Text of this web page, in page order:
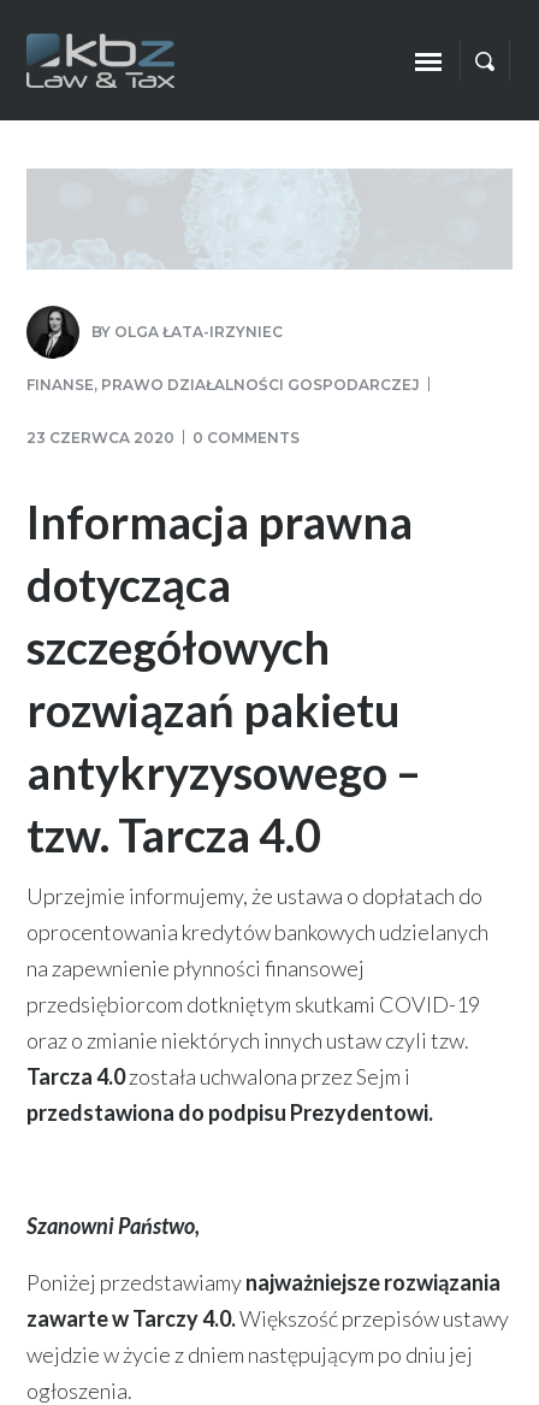
BY OLGA ŁATA-IRZYNIEC
FINANSE, PRAWO DZIAŁALNOŚCI GOSPODARCZEJ
23 CZERWCA 2020 0 COMMENTS
Informacja prawna
dotycząca
szczegółowych
rozwiązań pakietu
antykryzysowego –
tzw. Tarcza 4.0
Uprzejmie informujemy, że ustawa o dopłatach do
oprocentowania kredytów bankowych udzielanych
na zapewnienie płynności finansowej
przedsiębiorcom dotkniętym skutkami COVID-19
oraz o zmianie niektórych innych ustaw czyli tzw.
Tarcza 4.0została uchwalona przez Sejm i
przedstawiona do podpisu Prezydentowi.
Szanowni Państwo,
Poniżej przedstawiamynajważniejsze rozwiązania
zawarte w Tarczy 4.0.Większość przepisów ustawy
wejdzie w życie z dniem następującym po dniu jej
ogłoszenia.